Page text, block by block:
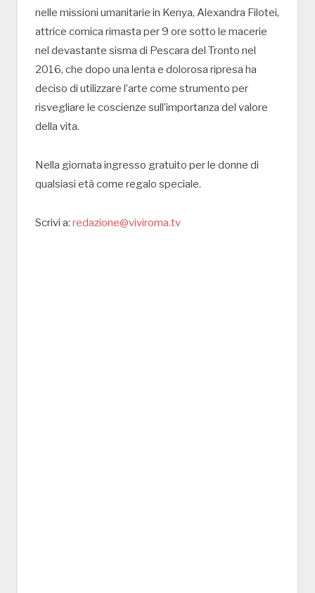
nelle missioni umanitarie in Kenya, Alexandra Filotei,
attrice comica rimasta per 9 ore sotto le macerie
nel devastante sisma di Pescara del Tronto nel
2016, che dopo una lenta e dolorosa ripresa ha
deciso di utilizzare l’arte come strumento per
risvegliare le coscienze sull’importanza del valore
della vita.
Nella giornata ingresso gratuito per le donne di
qualsiasi età come regalo speciale.
Scrivi a: redazione@viviroma.tv